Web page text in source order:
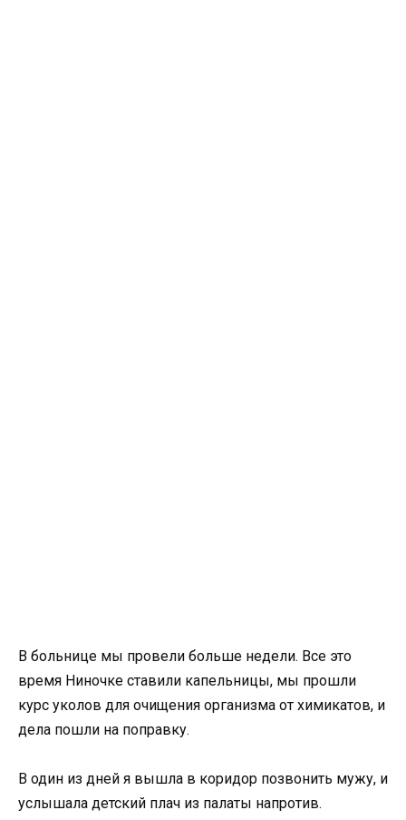
В больнице мы провели больше недели. Все это
время Ниночке ставили капельницы, мы прошли
курс уколов для очищения организма от химикатов, и
дела пошли на поправку.
В один из дней я вышла в коридор позвонить мужу, и
услышала детский плач из палаты напротив.